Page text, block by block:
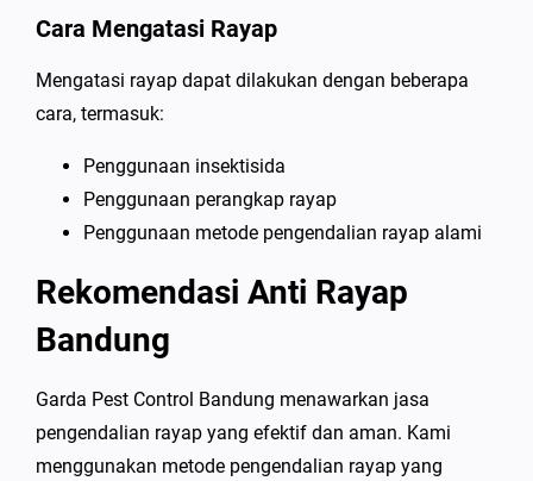
Cara Mengatasi Rayap
Mengatasi rayap dapat dilakukan dengan beberapa
cara, termasuk:
Penggunaan insektisida
Penggunaan perangkap rayap
Penggunaan metode pengendalian rayap alami
Rekomendasi Anti Rayap
Bandung
Garda Pest Control Bandung menawarkan jasa
pengendalian rayap yang efektif dan aman. Kami
menggunakan metode pengendalian rayap yang